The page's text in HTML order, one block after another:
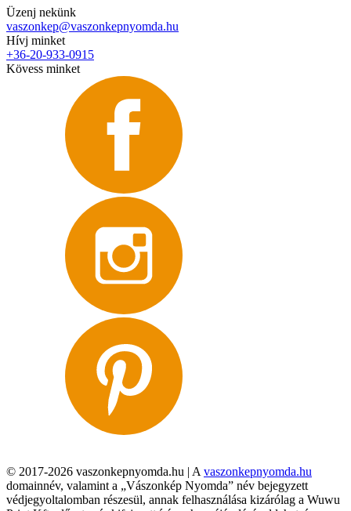
Üzenj nekünk
vaszonkep@vaszonkepnyomda.hu
Hívj minket
+36-20-933-0915
Kövess minket
© 2017-2026 vaszonkepnyomda.hu | A vaszonkepnyomda.hu
domainnév, valamint a „Vászonkép Nyomda” név bejegyzett
védjegyoltalomban részesül, annak felhasználása kizárólag a Wuwu